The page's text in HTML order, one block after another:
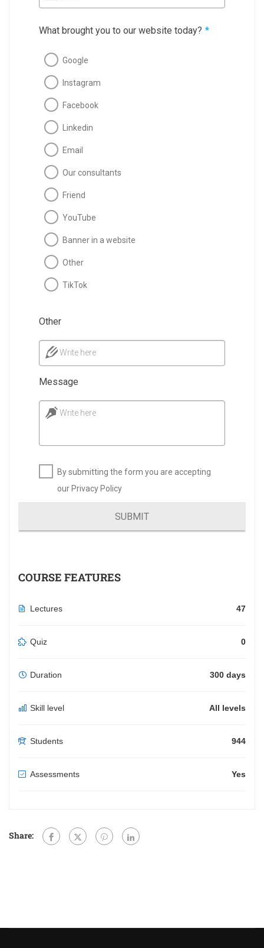
What brought you to our website today? *
Google
Instagram
Facebook
Linkedin
Email
Our consultants
Friend
YouTube
Banner in a website
Other
TikTok
Other
Write here
Message
Write here
By submitting the form you are accepting
our Privacy Policy
SUBMIT
COURSE FEATURES
Lectures 47
Quiz 0
Duration 300 days
Skill level All levels
Students 944
Assessments Yes
Share: